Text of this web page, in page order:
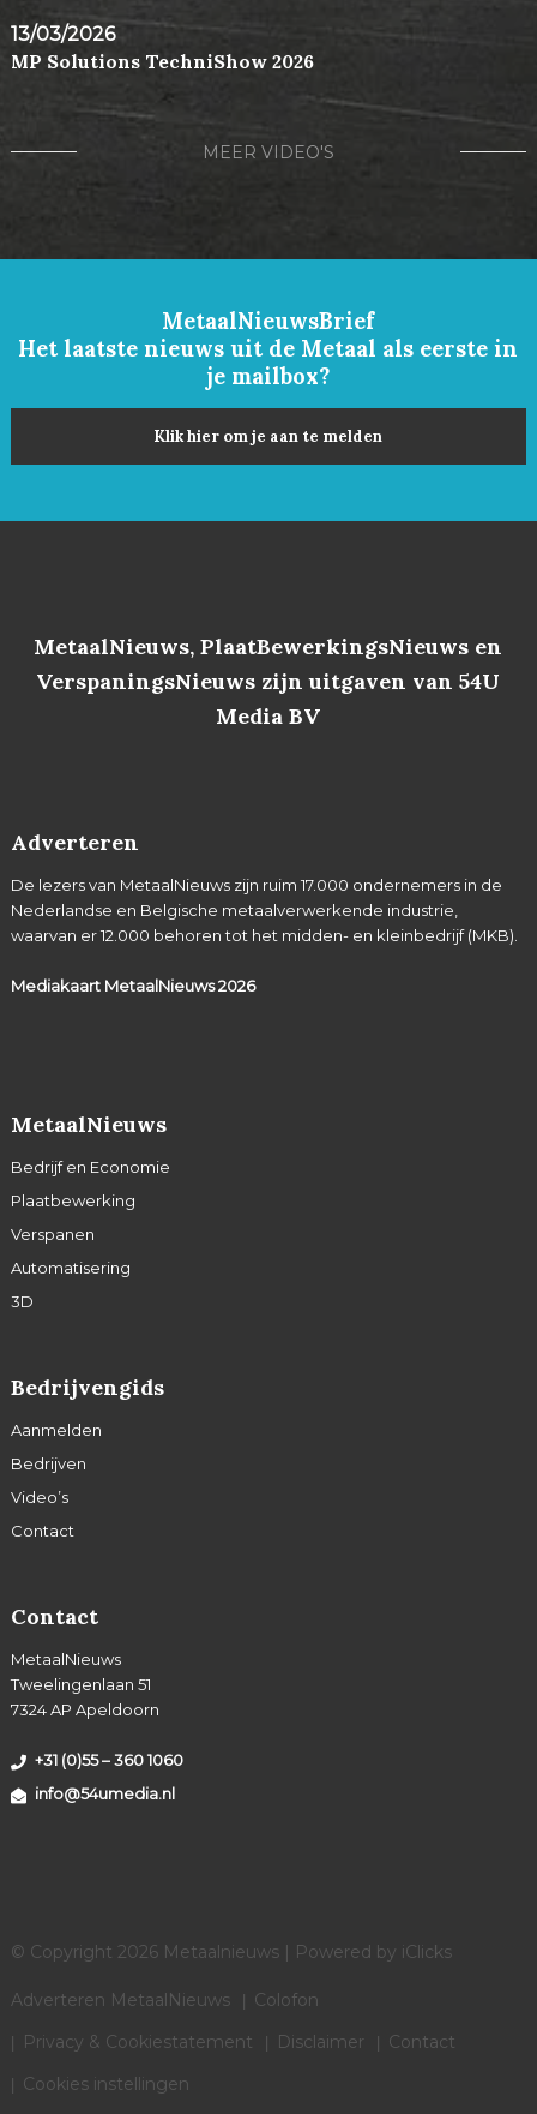
13/03/2026
MP Solutions TechniShow 2026
MEER VIDEO'S
MetaalNieuwsBrief
Het laatste nieuws uit de Metaal als eerste in
je mailbox?
Klik hier om je aan te melden
MetaalNieuws, PlaatBewerkingsNieuws en
VerspaningsNieuws zijn uitgaven van 54U
Media BV
Adverteren
De lezers van MetaalNieuws zijn ruim 17.000 ondernemers in de
Nederlandse en Belgische metaalverwerkende industrie,
waarvan er 12.000 behoren tot het midden- en kleinbedrijf (MKB).
Mediakaart MetaalNieuws2026
MetaalNieuws
Bedrijf en Economie
Plaatbewerking
Verspanen
Automatisering
3D
Bedrijvengids
Aanmelden
Bedrijven
Video’s
Contact
Contact
MetaalNieuws
Tweelingenlaan 51
7324 AP Apeldoorn
+31 (0)55 – 360 1060
info@54umedia.nl
© Copyright 2026 Metaalnieuws | Powered by iClicks
Adverteren MetaalNieuws
Colofon
Privacy & Cookiestatement
Disclaimer
Contact
Cookies instellingen